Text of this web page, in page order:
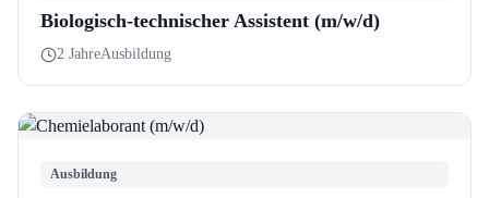
Biologisch-technischer Assistent (m/w/d)
2 JahreAusbildung
Ausbildung